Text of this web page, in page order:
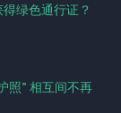
绿色通行证？
照” 相互间不再